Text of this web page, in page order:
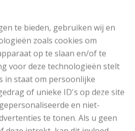
te bieden, gebruiken wij en
zoals cookies om
op te slaan en/of te
voor deze technologieën stelt
in staat om persoonlijke
of unieke ID's op deze site
en niet-
te tonen. Als u geen